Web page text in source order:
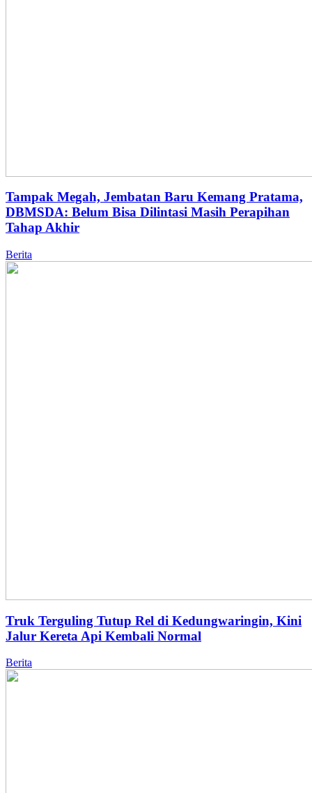
Tampak Megah, Jembatan Baru Kemang Pratama,
DBMSDA: Belum Bisa Dilintasi Masih Perapihan
Tahap Akhir
Berita
Truk Terguling Tutup Rel di Kedungwaringin, Kini
Jalur Kereta Api Kembali Normal
Berita